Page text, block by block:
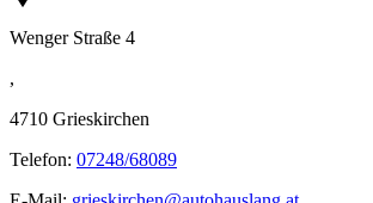
Wenger Straße 4
,
4710 Grieskirchen
Telefon: 07248/68089